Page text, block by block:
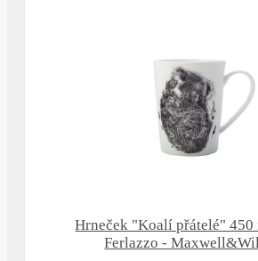
Hrneček "Koalí přátelé" 450
Ferlazzo -